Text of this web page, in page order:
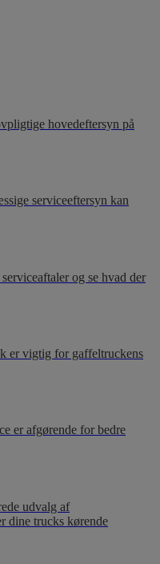
hovedeftersyn på
serviceeftersyn kan
og se hvad der
er vigtig for gaffeltruckens
er afgørende for bedre
udvalg af
dine trucks kørende